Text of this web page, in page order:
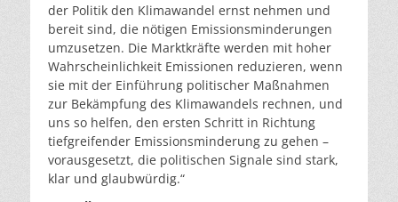
der Politik den Klimawandel ernst nehmen und
bereit sind, die nötigen Emissionsminderungen
umzusetzen. Die Marktkräfte werden mit hoher
Wahrscheinlichkeit Emissionen reduzieren, wenn
sie mit der Einführung politischer Maßnahmen
zur Bekämpfung des Klimawandels rechnen, und
uns so helfen, den ersten Schritt in Richtung
tiefgreifender Emissionsminderung zu gehen –
vorausgesetzt, die politischen Signale sind stark,
klar und glaubwürdig.“